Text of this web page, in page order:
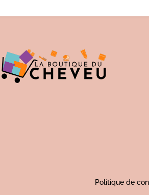
Politique de